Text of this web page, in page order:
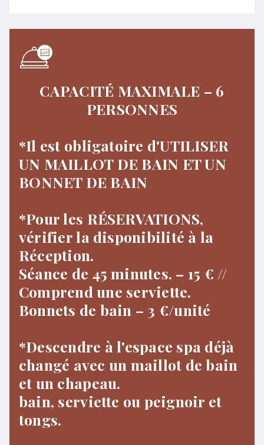
CAPACITÉ MAXIMALE – 6
PERSONNES
*Il est obligatoire d'UTILISER
UN MAILLOT DE BAIN ET UN
BONNET DE BAIN
*Pour les RÉSERVATIONS,
vérifier la disponibilité à la
Réception.
Séance de 45 minutes. – 15 € //
Comprend une serviette.
Bonnets de bain – 3 €/unité
*Descendre à l'espace spa déjà
changé avec un maillot de bain
et un chapeau.
bain, serviette ou peignoir et
tongs.